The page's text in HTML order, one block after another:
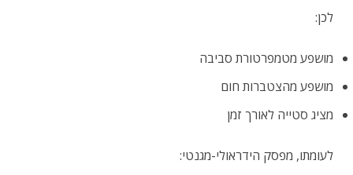
לכן:
מושפע מטמפרטורת סביבה
מושפע מהצטברות חום
מציג סטייה לאורך זמן
לעומתו, מפסק הידראולי-מגנטי: